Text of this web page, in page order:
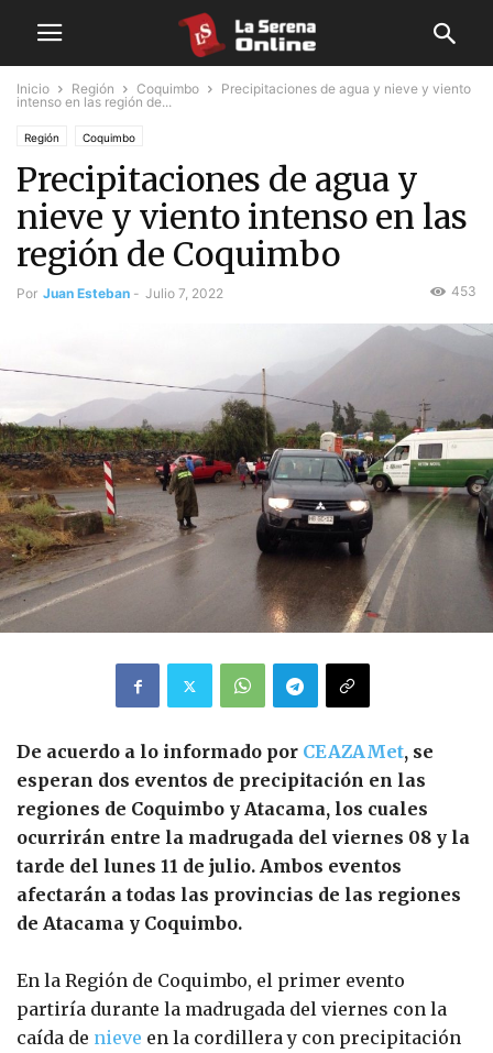
Inicio Región Coquimbo
Precipitaciones de agua y nieve y viento
intenso en las región de...
Región Coquimbo
Precipitaciones de agua y
nieve y viento intenso en las
región de Coquimbo
Por Juan Esteban - Julio 7, 2022 453
De acuerdo a lo informado por CEAZAMet, se
esperan dos eventos de precipitación en las
regiones de Coquimbo y Atacama, los cuales
ocurrirán entre la madrugada del viernes 08 y la
tarde del lunes 11 de julio. Ambos eventos
afectarán a todas las provincias de las regiones
de Atacama y Coquimbo.
En la Región de Coquimbo, el primer evento
partiría durante la madrugada del viernes con la
caída de nieve en la cordillera y con precipitación